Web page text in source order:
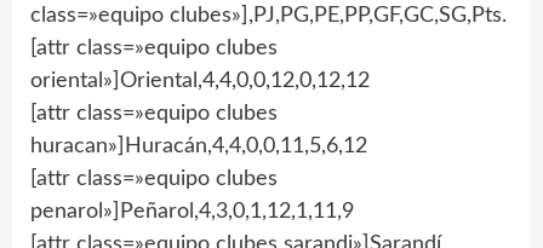
class=»equipo clubes»],PJ,PG,PE,PP,GF,GC,SG,Pts.
[attr class=»equipo clubes
oriental»]Oriental,4,4,0,0,12,0,12,12
[attr class=»equipo clubes
huracan»]Huracán,4,4,0,0,11,5,6,12
[attr class=»equipo clubes
penarol»]Peñarol,4,3,0,1,12,1,11,9